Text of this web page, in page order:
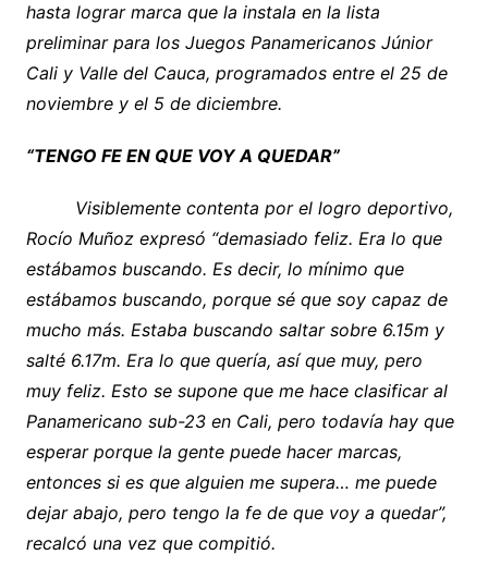
hasta lograr marca que la instala en la lista
preliminar para los Juegos Panamericanos Júnior
Cali y Valle del Cauca, programados entre el 25 de
noviembre y el 5 de diciembre.
“TENGO FE EN QUE VOY A QUEDAR”
Visiblemente contenta por el logro deportivo,
Rocío Muñoz expresó “demasiado feliz. Era lo que
estábamos buscando. Es decir, lo mínimo que
estábamos buscando, porque sé que soy capaz de
mucho más. Estaba buscando saltar sobre 6.15m y
salté 6.17m. Era lo que quería, así que muy, pero
muy feliz. Esto se supone que me hace clasificar al
Panamericano sub-23 en Cali, pero todavía hay que
esperar porque la gente puede hacer marcas,
entonces si es que alguien me supera… me puede
dejar abajo, pero tengo la fe de que voy a quedar”,
recalcó una vez que compitió.